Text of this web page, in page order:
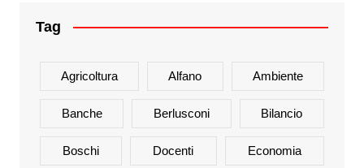
Tag
Agricoltura Alfano Ambiente
Banche Berlusconi Bilancio
Boschi Docenti Economia